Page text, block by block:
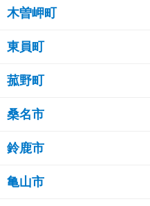
木曽岬町
東員町
菰野町
桑名市
鈴鹿市
亀山市